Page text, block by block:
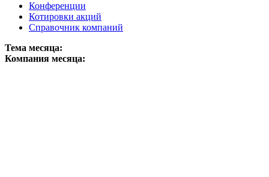
Конференции
Котировки акций
Справочник компаний
Тема месяца:
Компания месяца: